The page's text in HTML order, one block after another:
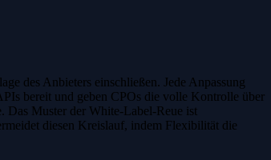
des Anbieters einschließen. Jede Anpassung
bereit und geben CPOs die volle Kontrolle über
Das Muster der White-Label-Reue ist
diesen Kreislauf, indem Flexibilität die